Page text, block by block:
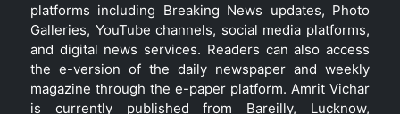
platforms including Breaking News updates, Photo
Galleries, YouTube channels, social media platforms,
and digital news services. Readers can also access
the e-version of the daily newspaper and weekly
magazine through the e-paper platform. Amrit Vichar
is currently published from Bareilly, Lucknow,